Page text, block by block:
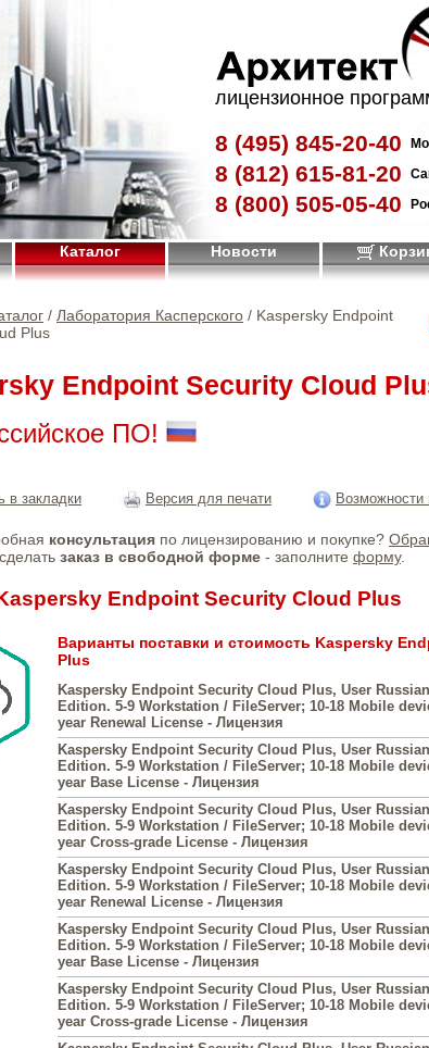
лицензионное
8 (495) 845-20-40
8 (812) 615-81-20
8 (800) 505-05-40
Каталог Новости
/ Лаборатория Касперского / Kaspersky Endpoint
Plus
Endpoint Security Cloud
ПО!
в закладки Версия для печати Возможности
консультация по лицензированию и покупке?
заказ в свободной форме - заполните форму.
Endpoint Security Cloud Plus
Варианты поставки и стоимость Kaspersky
Plus
Kaspersky Endpoint Security Cloud Plus, User Russian
Edition. 5-9 Workstation / FileServer; 10-18 Mobile
year Renewal License - Лицензия
Kaspersky Endpoint Security Cloud Plus, User Russian
Edition. 5-9 Workstation / FileServer; 10-18 Mobile
year Base License - Лицензия
Kaspersky Endpoint Security Cloud Plus, User Russian
Edition. 5-9 Workstation / FileServer; 10-18 Mobile
year Cross-grade License - Лицензия
Kaspersky Endpoint Security Cloud Plus, User Russian
Edition. 5-9 Workstation / FileServer; 10-18 Mobile
year Renewal License - Лицензия
Kaspersky Endpoint Security Cloud Plus, User Russian
Edition. 5-9 Workstation / FileServer; 10-18 Mobile
year Base License - Лицензия
Kaspersky Endpoint Security Cloud Plus, User Russian
Edition. 5-9 Workstation / FileServer; 10-18 Mobile
year Cross-grade License - Лицензия